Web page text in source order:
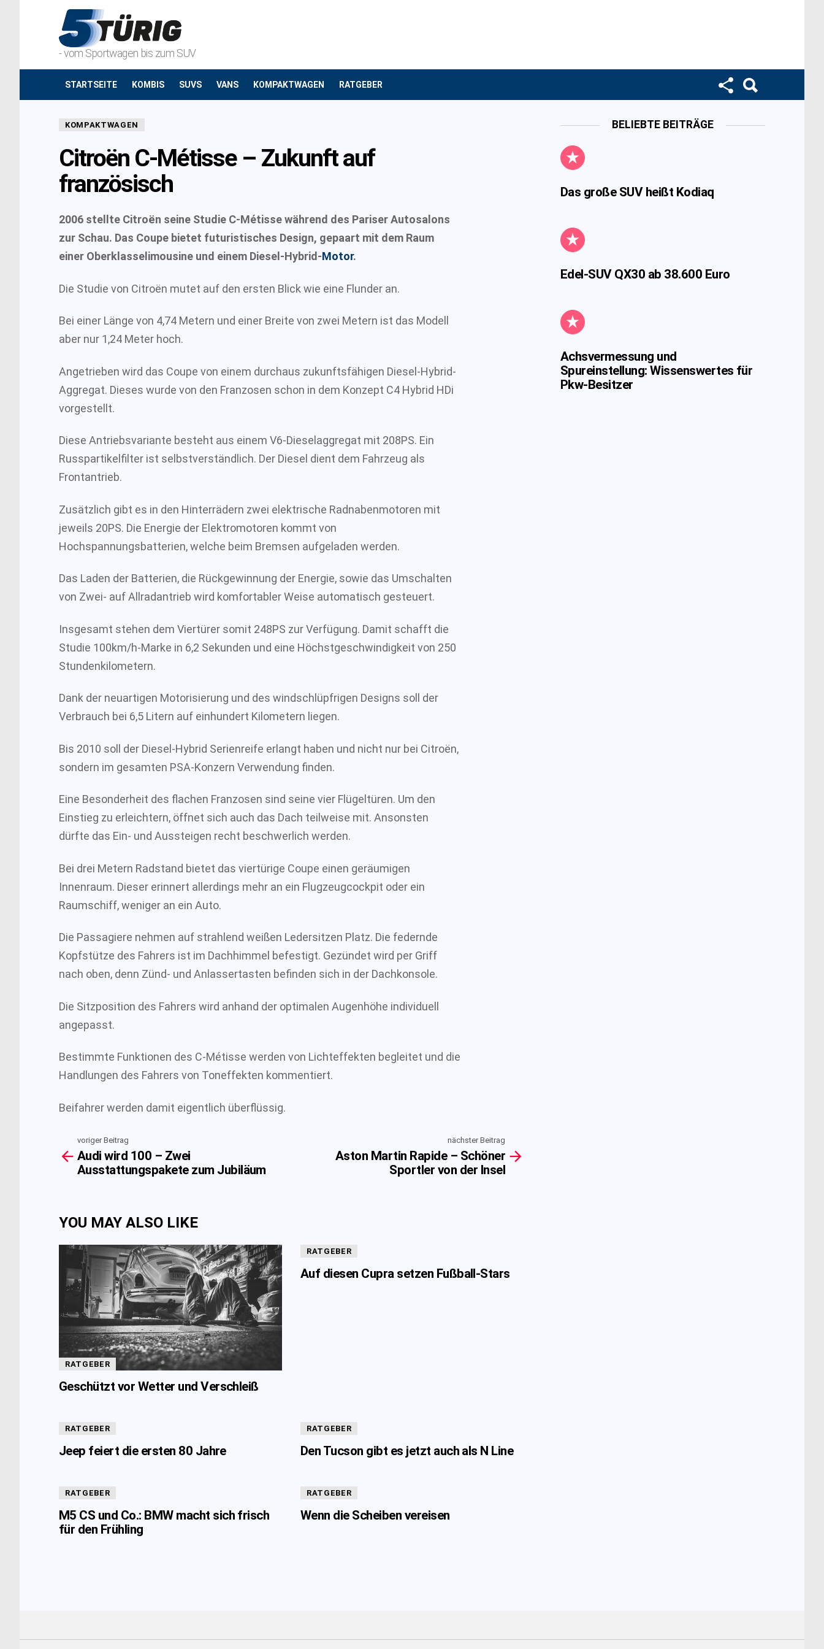
- vom Sportwagen bis zum SUV
STARTSEITE KOMBIS SUVS VANS KOMPAKTWAGEN RATGEBER
KOMPAKTWAGEN
Citroën C-Métisse – Zukunft auf
französisch
2006 stellte Citroën seine Studie C-Métisse während des Pariser Autosalons
zur Schau. Das Coupe bietet futuristisches Design, gepaart mit dem Raum
einer Oberklasselimousine und einem Diesel-Hybrid-Motor.
Die Studie von Citroën mutet auf den ersten Blick wie eine Flunder an.
Bei einer Länge von 4,74 Metern und einer Breite von zwei Metern ist das Modell
aber nur 1,24 Meter hoch.
Angetrieben wird das Coupe von einem durchaus zukunftsfähigen Diesel-Hybrid-
Aggregat. Dieses wurde von den Franzosen schon in dem Konzept C4 Hybrid HDi
vorgestellt.
Diese Antriebsvariante besteht aus einem V6-Dieselaggregat mit 208PS. Ein
Russpartikelfilter ist selbstverständlich. Der Diesel dient dem Fahrzeug als
Frontantrieb.
Zusätzlich gibt es in den Hinterrädern zwei elektrische Radnabenmotoren mit
jeweils 20PS. Die Energie der Elektromotoren kommt von
Hochspannungsbatterien, welche beim Bremsen aufgeladen werden.
Das Laden der Batterien, die Rückgewinnung der Energie, sowie das Umschalten
von Zwei- auf Allradantrieb wird komfortabler Weise automatisch gesteuert.
Insgesamt stehen dem Viertürer somit 248PS zur Verfügung. Damit schafft die
Studie 100km/h-Marke in 6,2 Sekunden und eine Höchstgeschwindigkeit von 250
Stundenkilometern.
Dank der neuartigen Motorisierung und des windschlüpfrigen Designs soll der
Verbrauch bei 6,5 Litern auf einhundert Kilometern liegen.
Bis 2010 soll der Diesel-Hybrid Serienreife erlangt haben und nicht nur bei Citroën,
sondern im gesamten PSA-Konzern Verwendung finden.
Eine Besonderheit des flachen Franzosen sind seine vier Flügeltüren. Um den
Einstieg zu erleichtern, öffnet sich auch das Dach teilweise mit. Ansonsten
dürfte das Ein- und Aussteigen recht beschwerlich werden.
Bei drei Metern Radstand bietet das viertürige Coupe einen geräumigen
Innenraum. Dieser erinnert allerdings mehr an ein Flugzeugcockpit oder ein
Raumschiff, weniger an ein Auto.
Die Passagiere nehmen auf strahlend weißen Ledersitzen Platz. Die federnde
Kopfstütze des Fahrers ist im Dachhimmel befestigt. Gezündet wird per Griff
nach oben, denn Zünd- und Anlassertasten befinden sich in der Dachkonsole.
Die Sitzposition des Fahrers wird anhand der optimalen Augenhöhe individuell
angepasst.
Bestimmte Funktionen des C-Métisse werden von Lichteffekten begleitet und die
Handlungen des Fahrers von Toneffekten kommentiert.
Beifahrer werden damit eigentlich überflüssig.
more
voriger Beitrag
Audi wird 100 – Zwei
Ausstattungspakete zum Jubiläum
nächster Beitrag
Aston Martin Rapide – Schöner
Sportler von der Insel
YOU MAY ALSO LIKE
RATGEBER
Geschützt vor Wetter und Verschleiß
RATGEBER
Auf diesen Cupra setzen Fußball-Stars
RATGEBER
Jeep feiert die ersten 80 Jahre
RATGEBER
Den Tucson gibt es jetzt auch als N Line
RATGEBER
M5 CS und Co.: BMW macht sich frisch
für den Frühling
RATGEBER
Wenn die Scheiben vereisen
BELIEBTE BEITRÄGE
Das große SUV heißt Kodiaq
Edel-SUV QX30 ab 38.600 Euro
Achsvermessung und
Spureinstellung: Wissenswertes für
Pkw-Besitzer